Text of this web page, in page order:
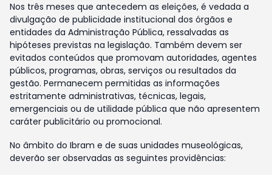
Nos três meses que antecedem as eleições, é vedada a
divulgação de publicidade institucional dos órgãos e
entidades da Administração Pública, ressalvadas as
hipóteses previstas na legislação. Também devem ser
evitados conteúdos que promovam autoridades, agentes
públicos, programas, obras, serviços ou resultados da
gestão. Permanecem permitidas as informações
estritamente administrativas, técnicas, legais,
emergenciais ou de utilidade pública que não apresentem
caráter publicitário ou promocional.
No âmbito do Ibram e de suas unidades museológicas,
deverão ser observadas as seguintes providências: